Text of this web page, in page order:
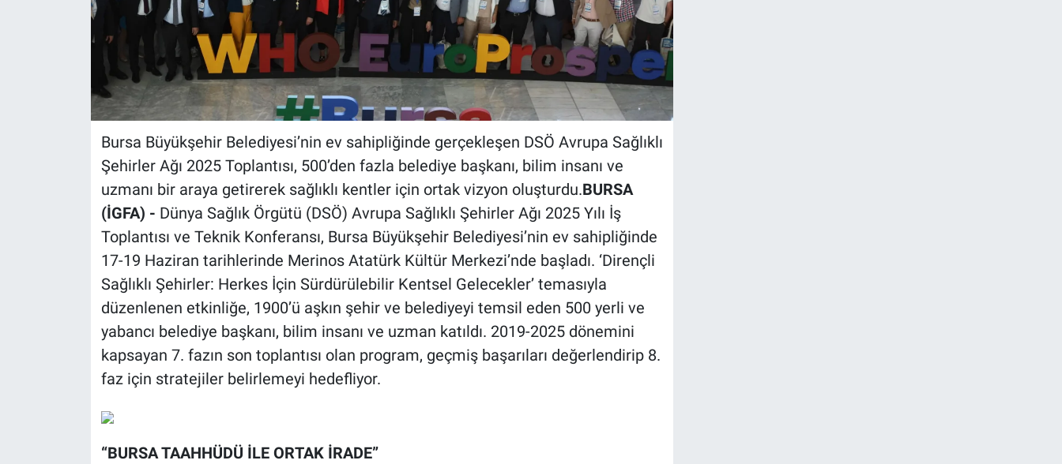
Bursa Büyükşehir Belediyesi’nin ev sahipliğinde gerçekleşen DSÖ Avrupa Sağlıklı
Şehirler Ağı 2025 Toplantısı, 500’den fazla belediye başkanı, bilim insanı ve
uzmanı bir araya getirerek sağlıklı kentler için ortak vizyon oluşturdu.BURSA
(İGFA) - Dünya Sağlık Örgütü (DSÖ) Avrupa Sağlıklı Şehirler Ağı 2025 Yılı İş
Toplantısı ve Teknik Konferansı, Bursa Büyükşehir Belediyesi’nin ev sahipliğinde
17-19 Haziran tarihlerinde Merinos Atatürk Kültür Merkezi’nde başladı. ‘Dirençli
Sağlıklı Şehirler: Herkes İçin Sürdürülebilir Kentsel Gelecekler’ temasıyla
düzenlenen etkinliğe, 1900’ü aşkın şehir ve belediyeyi temsil eden 500 yerli ve
yabancı belediye başkanı, bilim insanı ve uzman katıldı. 2019-2025 dönemini
kapsayan 7. fazın son toplantısı olan program, geçmiş başarıları değerlendirip 8.
faz için stratejiler belirlemeyi hedefliyor.
“BURSA TAAHHÜDÜ İLE ORTAK İRADE”